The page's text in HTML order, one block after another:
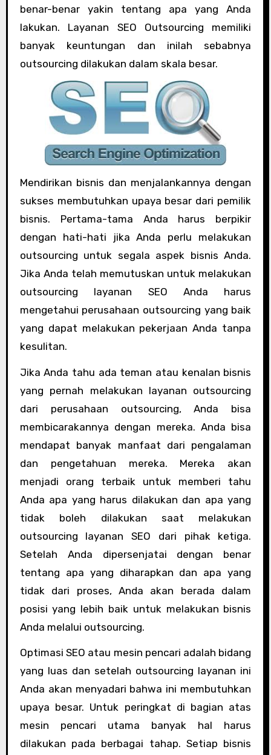
benar-benar yakin tentang apa yang Anda
lakukan. Layanan SEO Outsourcing memiliki
banyak keuntungan dan inilah sebabnya
outsourcing dilakukan dalam skala besar.
Mendirikan bisnis dan menjalankannya dengan
sukses membutuhkan upaya besar dari pemilik
bisnis. Pertama-tama Anda harus berpikir
dengan hati-hati jika Anda perlu melakukan
outsourcing untuk segala aspek bisnis Anda.
Jika Anda telah memutuskan untuk melakukan
outsourcing layanan SEO Anda harus
mengetahui perusahaan outsourcing yang baik
yang dapat melakukan pekerjaan Anda tanpa
kesulitan.
Jika Anda tahu ada teman atau kenalan bisnis
yang pernah melakukan layanan outsourcing
dari perusahaan outsourcing, Anda bisa
membicarakannya dengan mereka. Anda bisa
mendapat banyak manfaat dari pengalaman
dan pengetahuan mereka. Mereka akan
menjadi orang terbaik untuk memberi tahu
Anda apa yang harus dilakukan dan apa yang
tidak boleh dilakukan saat melakukan
outsourcing layanan SEO dari pihak ketiga.
Setelah Anda dipersenjatai dengan benar
tentang apa yang diharapkan dan apa yang
tidak dari proses, Anda akan berada dalam
posisi yang lebih baik untuk melakukan bisnis
Anda melalui outsourcing.
Optimasi SEO atau mesin pencari adalah bidang
yang luas dan setelah outsourcing layanan ini
Anda akan menyadari bahwa ini membutuhkan
upaya besar. Untuk peringkat di bagian atas
mesin pencari utama banyak hal harus
dilakukan pada berbagai tahap. Setiap bisnis